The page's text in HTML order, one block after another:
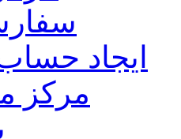
ایجاد
مرکز